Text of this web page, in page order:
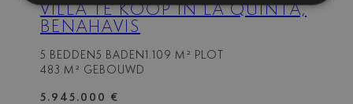
VILLA TE KOOP IN LA QUINTA,
BENAHAVIS
5 BEDDEN 5 BADEN
1.109 M² PLOT
483 M² GEBOUWD
5.945.000 €